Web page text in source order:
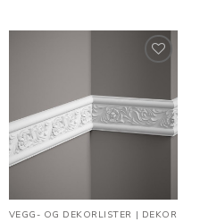
FLEKSIBLE LISTER
i
ønskeliste
VEGG- OG DEKORLISTER | DEKOR